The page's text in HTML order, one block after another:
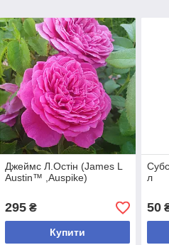
Джеймс Л.Остін (James L
Austin™ ,Auspike)
295₴
Купити
л
50